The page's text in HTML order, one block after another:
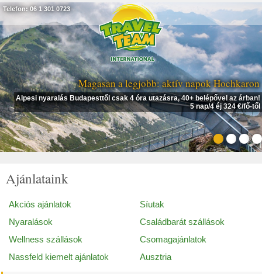
Magasan a legjobb: aktív napok Hochkaron
Alpesi nyaralás Budapesttől csak 4 óra utazásra, 40+ belépővel az árban!
5 nap/4 éj 324 €/fő-től
Telefon: 06 1 301 0723
Ajánlataink
Akciós ajánlatok
Síutak
Nyaralások
Családbarát szállások
Wellness szállások
Csomagajánlatok
Nassfeld kiemelt ajánlatok
Ausztria